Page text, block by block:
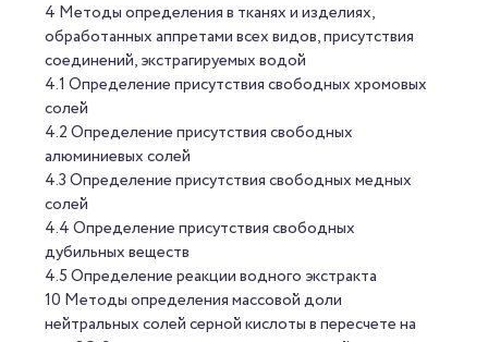
4 Методы определения в тканях и изделиях,
обработанных аппретами всех видов, присутствия
соединений, экстрагируемых водой
4.1 Определение присутствия свободных хромовых
солей
4.2 Определение присутствия свободных
алюминиевых солей
4.3 Определение присутствия свободных медных
солей
4.4 Определение присутствия свободных
дубильных веществ
4.5 Определение реакции водного экстракта
10 Методы определения массовой доли
нейтральных солей серной кислоты в пересчете на